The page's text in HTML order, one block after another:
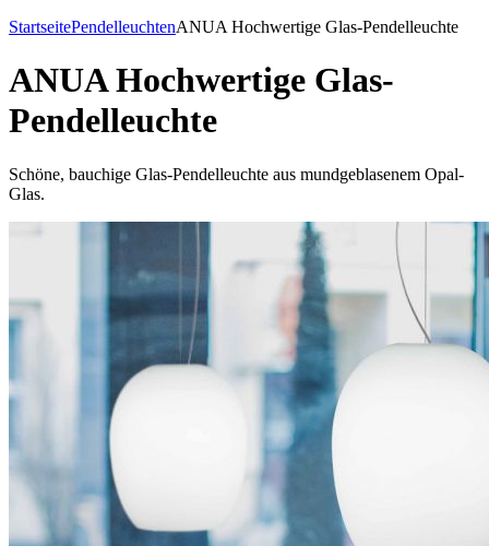
StartseitePendelleuchtenANUA Hochwertige Glas-Pendelleuchte
ANUA Hochwertige Glas-
Pendelleuchte
Schöne, bauchige Glas-Pendelleuchte aus mundgeblasenem Opal-
Glas.